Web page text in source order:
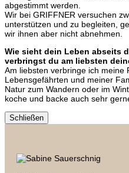
abgestimmt werden.
Wir bei GRIFFNER versuchen
unterstützen und zu begleiten,
wir ihnen aber nicht abnehmen.
Wie sieht dein Leben abseits
verbringst du am liebsten
Am liebsten verbringe ich meine
Lebensgefährten und meiner
Natur zum Wandern oder im
koche und backe auch sehr
Schließen